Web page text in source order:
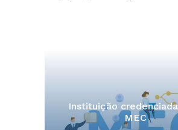
Instituição
MEC